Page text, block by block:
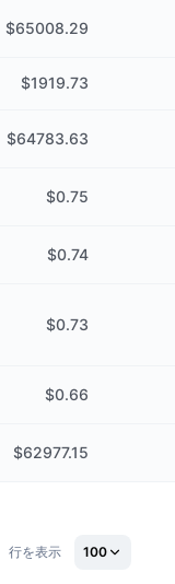
$65008.29
$1919.73
$64783.63
$0.75
$0.74
$0.73
$0.66
$62977.15
行を表示 100